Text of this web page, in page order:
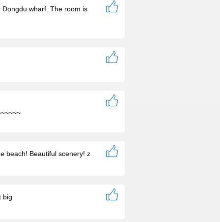
wharf. The room is
beach! Beautiful scenery! z
big